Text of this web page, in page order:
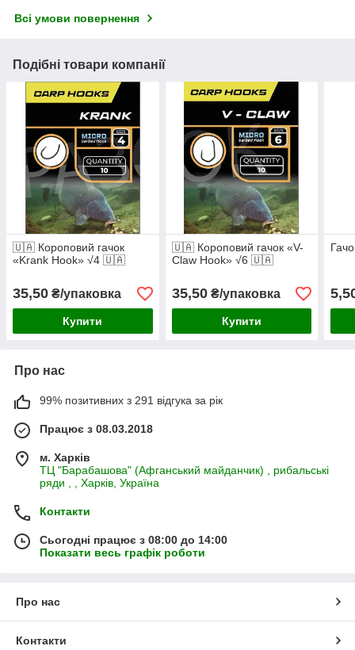
Всі умови повернення
Подібні товари компанії
🇺🇦 Короповий гачок
«Krank Hook» √4 🇺🇦
35,50 ₴/упаковка
Купити
🇺🇦 Короповий гачок «V-
Claw Hook» √6 🇺🇦
35,50₴/упаковка
Купити
Про нас
99% позитивних з 291 відгука за рік
Працює з 08.03.2018
м. Харків
ТЦ "Барабашова" (Афганський майданчик) , рибальські
ряди , , Харків, Україна
Контакти
Сьогодні працює з 08:00 до 14:00
Показати весь графік роботи
Про нас
Контакти